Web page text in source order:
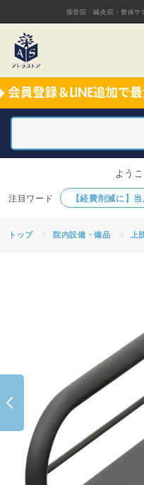
接骨院・鍼灸院・整体サ
【経費削減に】
よう
トップ 院内設備・備品 上